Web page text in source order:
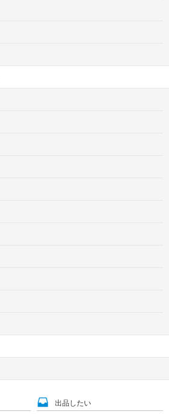
出品したい